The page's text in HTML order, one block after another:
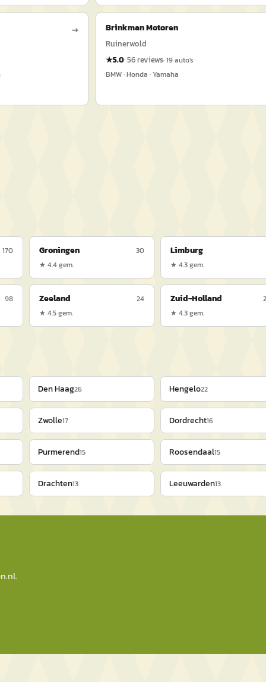
→ Brinkman Motoren
Ruinerwold
★5.0·56reviews·19auto's
BMW · Honda · Yamaha
170 Groningen
30
★ 4.4gem.
Limburg
★ 4.3gem.
98 Zeeland
24
★ 4.5gem.
Zuid-Holland
★ 4.3gem.
Den Haag26 Hengelo22
Zwolle17 Dordrecht16
Purmerend15 Roosendaal15
Drachten13 Leeuwarden13
.